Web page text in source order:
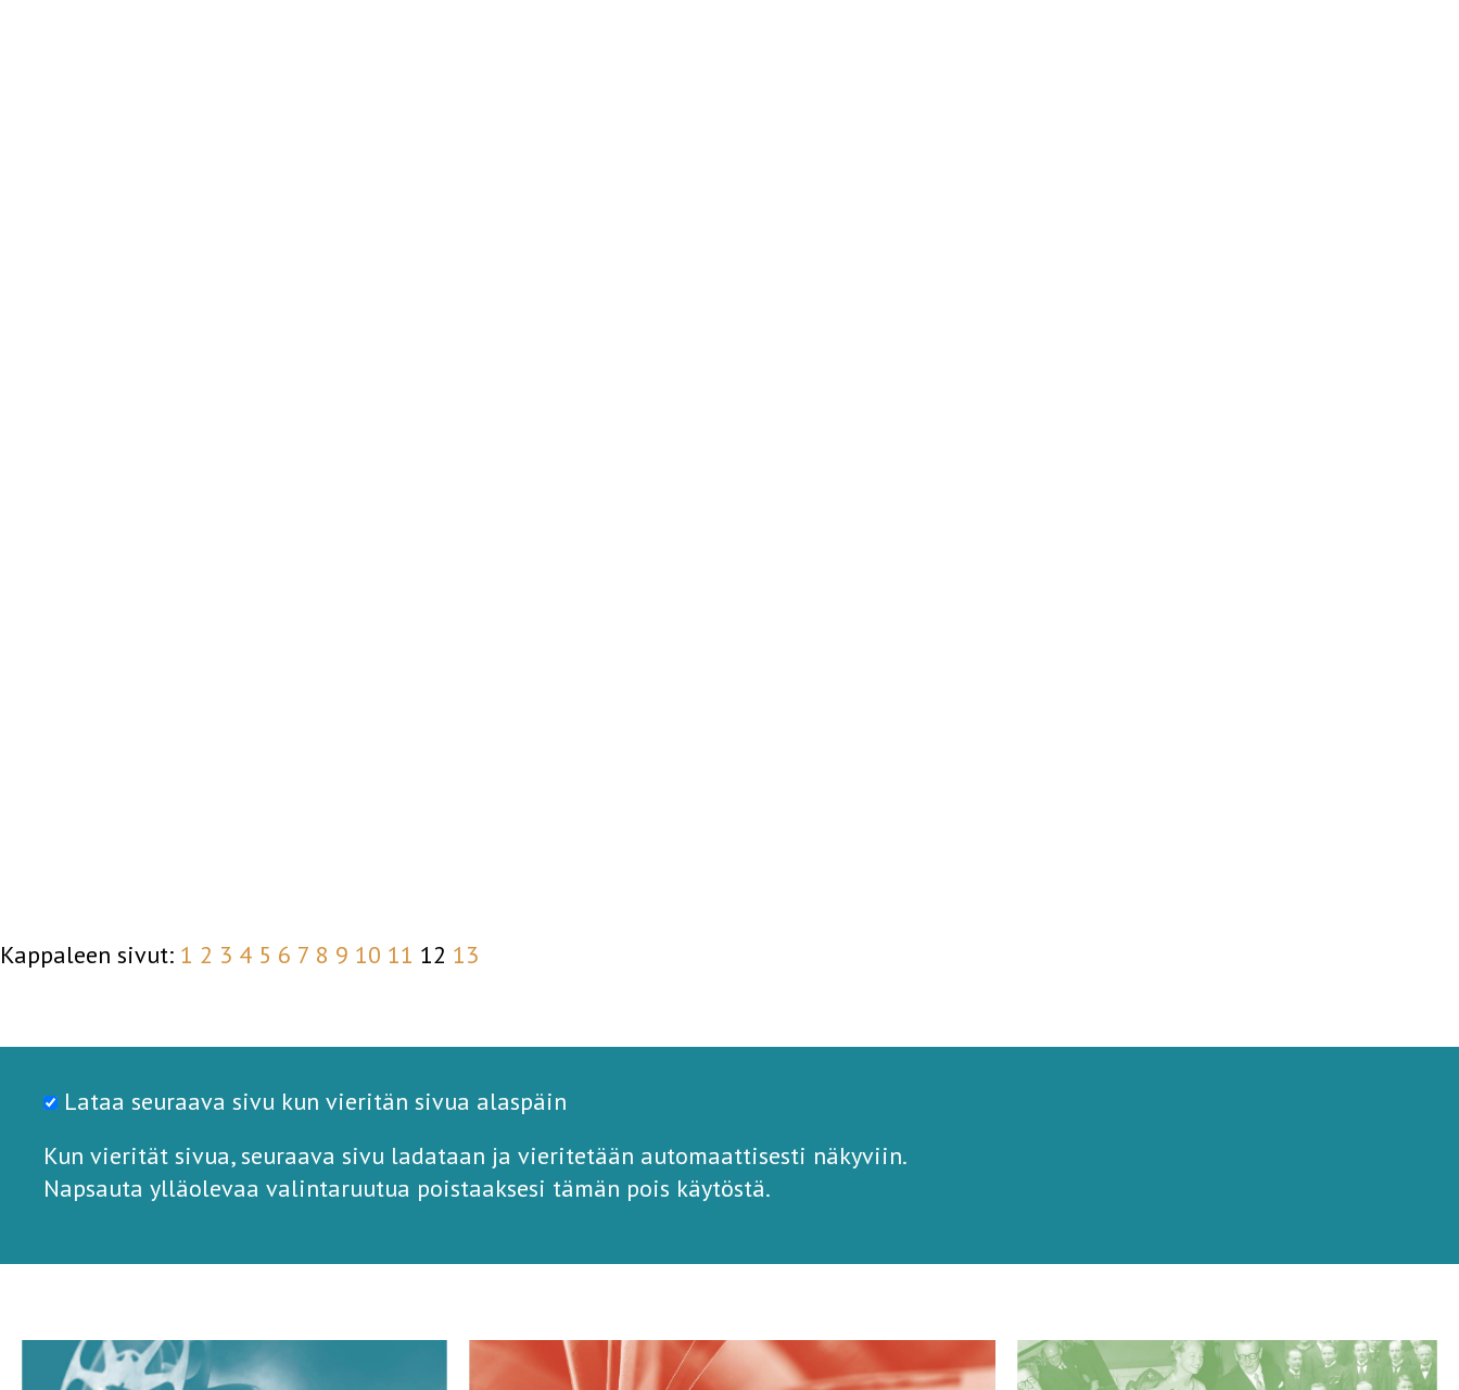
Kappaleen sivut: 1 2 3 4 5 6 7 8 9 10 11 12 13
Lataa seuraava sivu kun vieritän sivua alaspäin
Kun vierität sivua, seuraava sivu ladataan ja vieritetään automaattisesti näkyviin.
Napsauta ylläolevaa valintaruutua poistaaksesi tämän pois käytöstä.